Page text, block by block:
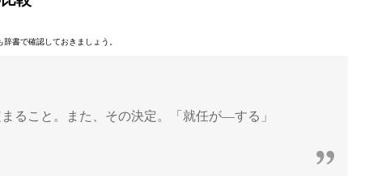
辞書で確認しておきましょう。
ること。また、その決定。「就任が―する」